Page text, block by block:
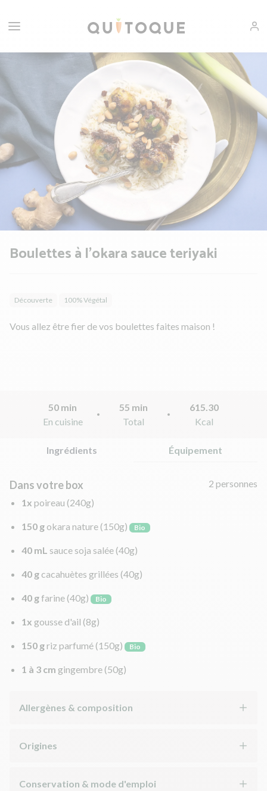
Boulettes à l'okara sauce teriyaki
Découverte 100% Végétal
Vous allez être fier de vos boulettes faites maison !
50 min
En cuisine
55 min
Total
615.30
Kcal
Ingrédients Équipement
Dans votre box
2 personnes
1x poireau (240g)
150 g okara nature (150g) Bio
40 mL sauce soja salée (40g)
40 g cacahuètes grillées (40g)
40 gfarine (40g) Bio
1x gousse d'ail (8g)
150 griz parfumé (150g) Bio
1 à 3 cm gingembre (50g)
Allergènes & composition
Origines
Conservation & mode d'emploi